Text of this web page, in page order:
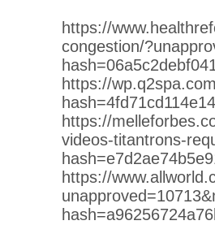
https://
congestion/
https://
https://
videos-titantrons-
https://